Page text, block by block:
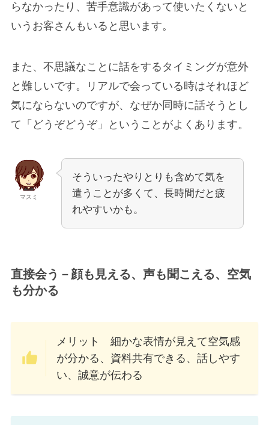
らなかったり、苦手意識があって使いたくないと
いうお客さんもいると思います。
また、不思議なことに話をするタイミングが意外
と難しいです。リアルで会っている時はそれほど
気にならないのですが、なぜか同時に話そうとし
て「どうぞどうぞ」ということがよくあります。
マスミ
そういったやりとりも含めて気を
遣うことが多くて、長時間だと疲
れやすいかも。
直接会う－顔も見える、声も聞こえる、空気
も分かる
メリット 細かな表情が見えて空気感
が分かる、資料共有できる、話しやす
い、誠意が伝わる